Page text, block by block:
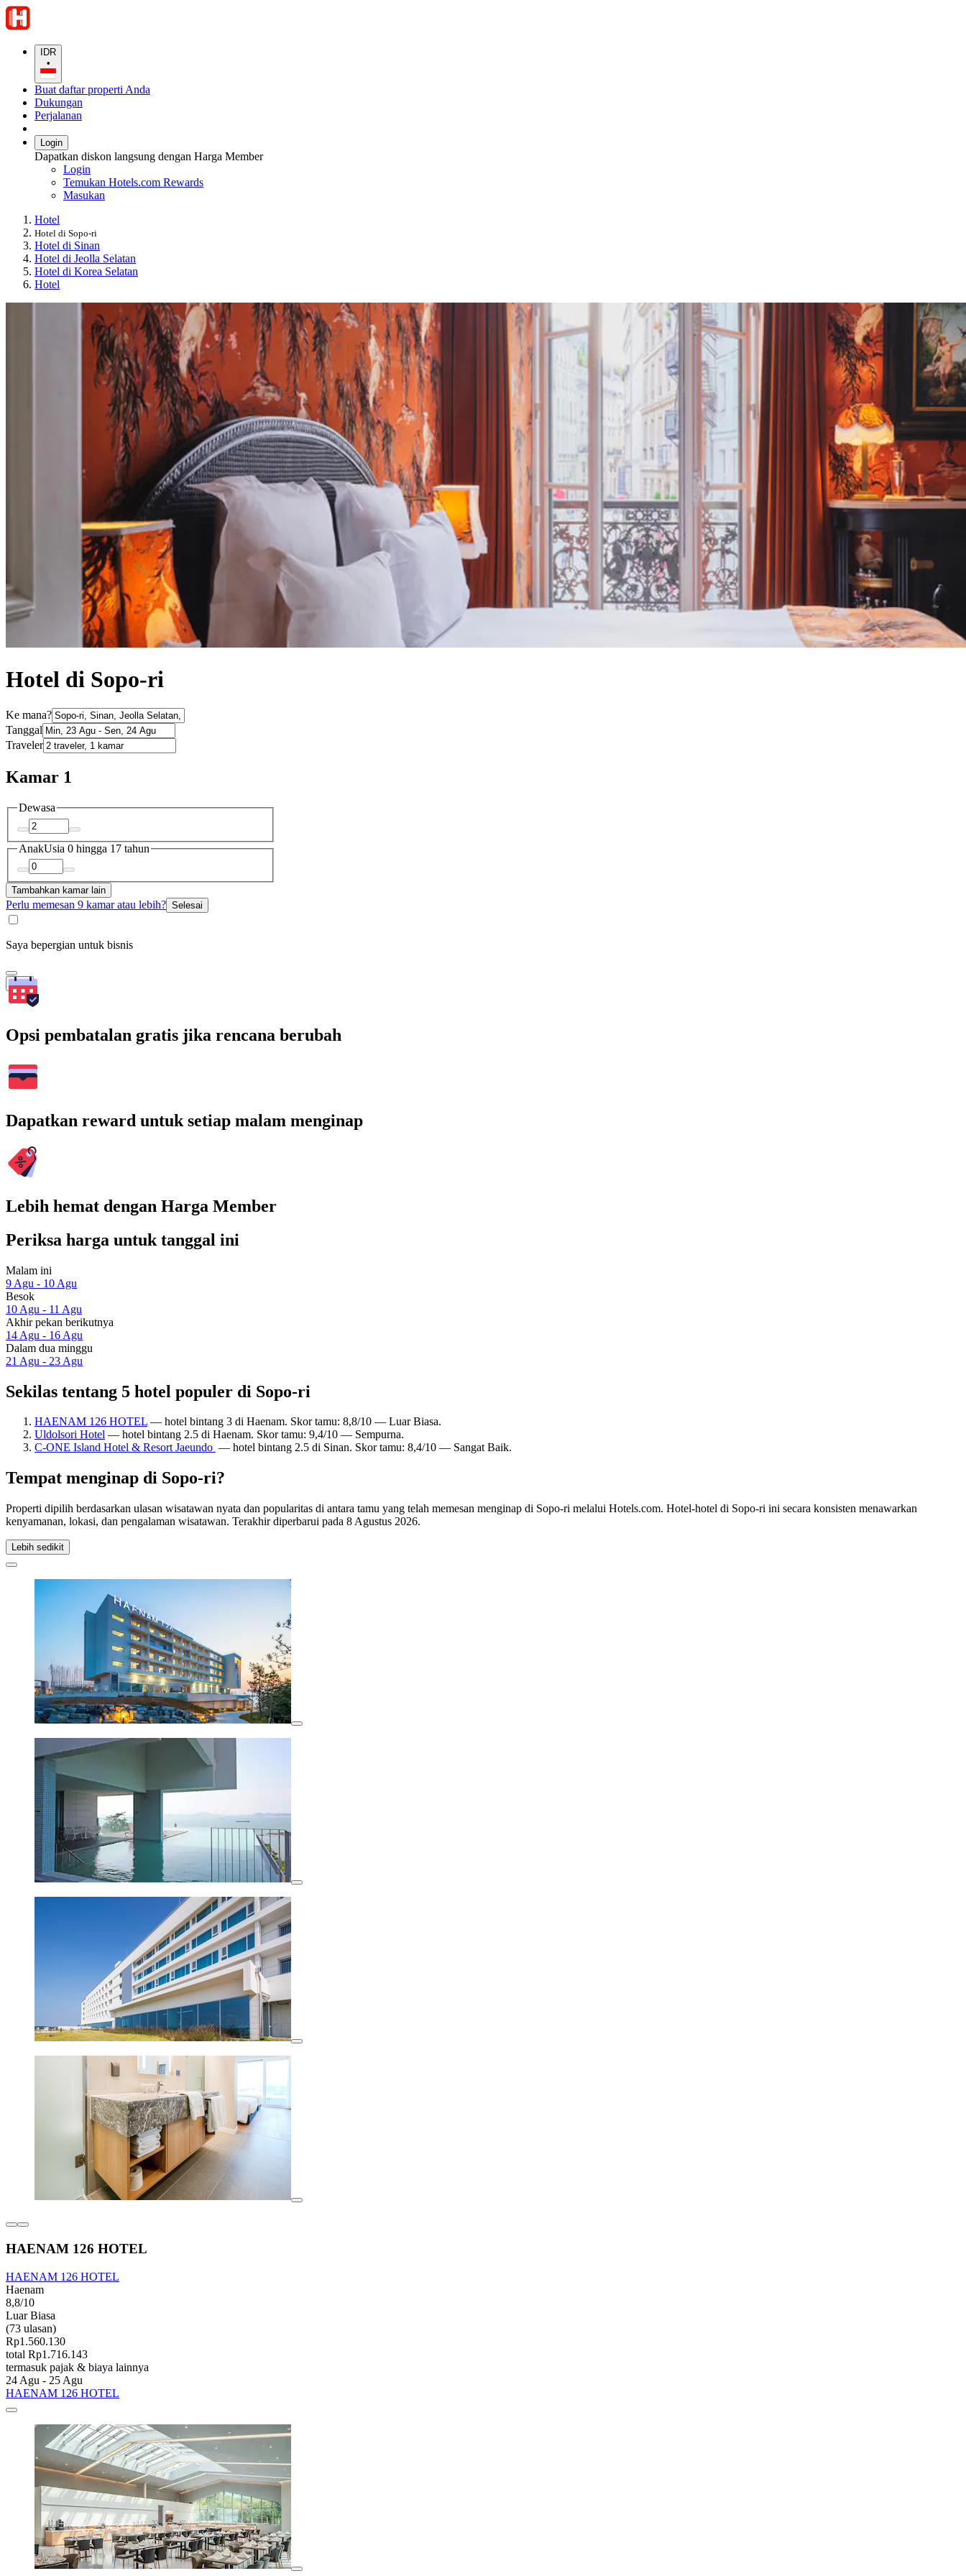
IDR
•
Buat daftar properti Anda
Dukungan
Perjalanan
Login
Dapatkan diskon langsung dengan Harga Member
Login
Temukan Hotels.com Rewards
Masukan
Hotel
Hotel di Sopo-ri
Hotel di Sinan
Hotel di Jeolla Selatan
Hotel di Korea Selatan
Hotel
Hotel di Sopo-ri
Ke mana?
Tanggal
Traveler
Kamar 1
Dewasa
AnakUsia 0 hingga 17 tahun
Tambahkan kamar lain
Perlu memesan 9 kamar atau lebih? Selesai
Saya bepergian untuk bisnis
Cari
Opsi pembatalan gratis jika rencana berubah
Dapatkan reward untuk setiap malam menginap
Lebih hemat dengan Harga Member
Periksa harga untuk tanggal ini
Malam ini
9 Agu - 10 Agu
Besok
10 Agu - 11 Agu
Akhir pekan berikutnya
14 Agu - 16 Agu
Dalam dua minggu
21 Agu - 23 Agu
Sekilas tentang 5 hotel populer di Sopo-ri
HAENAM 126 HOTEL — hotel bintang 3 di Haenam. Skor tamu: 8,8/10 — Luar Biasa.
Uldolsori Hotel — hotel bintang 2.5 di Haenam. Skor tamu: 9,4/10 — Sempurna.
C-ONE Island Hotel & Resort Jaeundo — hotel bintang 2.5 di Sinan. Skor tamu: 8,4/10 — Sangat Baik.
Tempat menginap di Sopo-ri?
Properti dipilih berdasarkan ulasan wisatawan nyata dan popularitas di antara tamu yang telah memesan menginap di Sopo-ri melalui Hotels.com. Hotel-hotel di Sopo-ri ini secara konsisten menawarkan
kenyamanan, lokasi, dan pengalaman wisatawan. Terakhir diperbarui pada 8 Agustus 2026.
Lebih sedikit
HAENAM 126 HOTEL
HAENAM 126 HOTEL
Haenam
8,8/10
Luar Biasa
(73 ulasan)
Rp1.560.130
total Rp1.716.143
termasuk pajak & biaya lainnya
24 Agu - 25 Agu
HAENAM 126 HOTEL